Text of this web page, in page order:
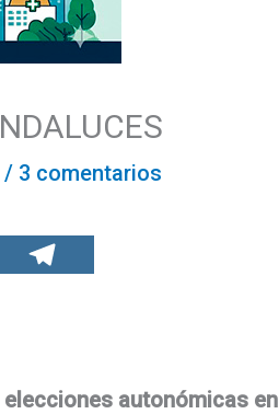
/ 3 comentarios
autonómicas en